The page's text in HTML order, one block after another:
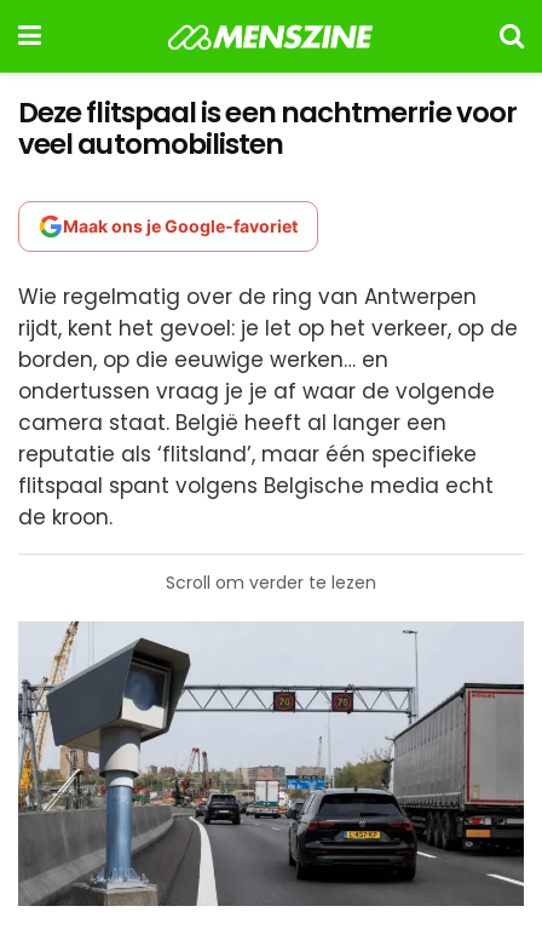
Deze flitspaal is een nachtmerrie voor
veel automobilisten
Maak ons je Google-favoriet
Wie regelmatig over de ring van Antwerpen
rijdt, kent het gevoel: je let op het verkeer, op de
borden, op die eeuwige werken… en
ondertussen vraag je je af waar de volgende
camera staat. België heeft al langer een
reputatie als ‘flitsland’, maar één specifieke
flitspaal spant volgens Belgische media echt
de kroon.
Scroll om verder te lezen